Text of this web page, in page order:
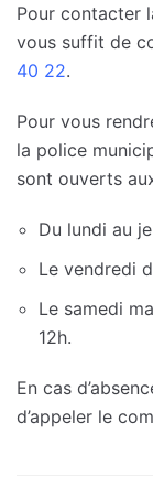
Pour contacter
vous suffit de
40 22.
Pour vous
la police
sont ouverts
Du lundi au
Le vendredi
Le samedi
12h.
En cas
d’appeler le